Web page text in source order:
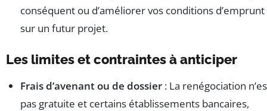
conséquent ou d’améliorer vos conditions d’emprunt
sur un futur projet.
Les limites et contraintes à anticiper
Frais d’avenant ou de dossier : La renégociation
pas gratuite et certains établissements bancaires,